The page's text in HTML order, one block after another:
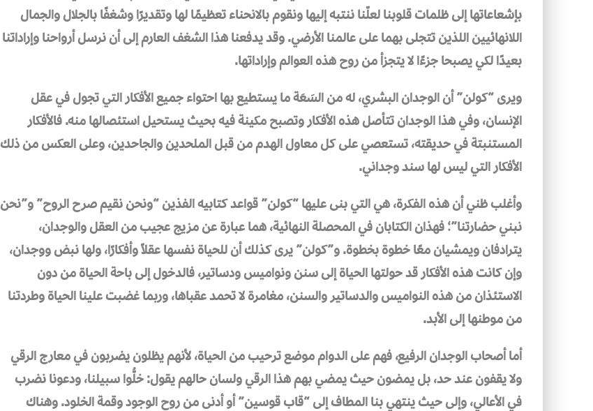
بإشعاعاتها إلى ظلمات قلوبنا لعلّنا ننتبه إليها ونقوم بالانحناء تعظيمًا لها وتقديرًا وشغفًا بالجلال والجمال
اللانهائيين اللذين تتجلى بهما على عالمنا الأرضي. وقد يدفعنا هذا الشغف العارم إلى أن نرسل أرواحنا وإراداتنا
بعيدًا لكي يصبحا جزءًا لا يتجزأ من روح هذه العوالم وإراداتها.
ويرى “كولن” أن الوجدان البشري، له من السَعَة ما يستطيع بها احتواء جميع الأفكار التي تجول في عقل
الإنسان، وفي هذا الوجدان تتأصل هذه الأفكار وتصبح مكينة فيه بحيث يستحيل استئصالها منه. فالأفكار
المستنبتة في حديقته، تستعصي على كل معاول الهدم من قبل الملحدين والجاحدين، وعلى العكس من ذلك
الأفكار التي ليس لها سند وجداني.
وأغلب ظني أن هذه الفكرة، هي التي بنى عليها “كولن” قواعد كتابيه الفذين “ونحن نقيم صرح الروح” و”نحن
نبني حضارتنا”؛ فهذان الكتابان في المحصلة النهائية، هما عبارة عن مزيج عجيب من العقل والوجدان،
يترادفان ويمشيان معًا خطوة بخطوة. و”كولن” يرى كذلك أن للحياة نفسها عقلاً وأفكارًا، ولها نبض ووجدان،
وإن كانت هذه الأفكار قد حولتها الحياة إلى سنن ونواميس ودساتير، فالدخول إلى باحة الحياة من دون
الاستئذان من هذه النواميس والدساتير والسنن، مغامرة لا تحمد عقباها، وربما غضبت علينا الحياة وطردتنا
من موطنها إلى الأبد.
أما أصحاب الوجدان الرفيع، فهم على الدوام موضع ترحيب من الحياة، لأنهم يظلون يضربون في معارج الرقي
ولا يقفون عند حد، بل يمضون حيث يمضي بهم هذا الرقي ولسان حالهم يقول: خلُّوا سبيلنا، ودعونا نضرب
في الأعالي، وإلى حيث ينتهي بنا المطاف إلى “قاب قوسين” أو أدنى من روح الوجود وقمة الخلود. وهناك